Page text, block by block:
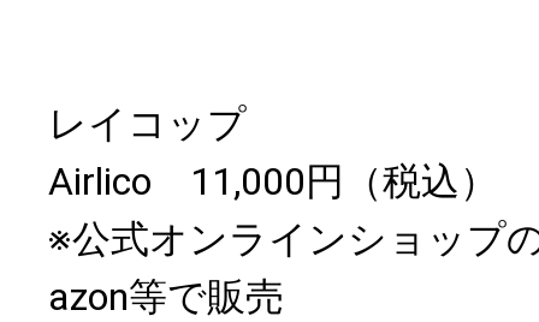
レイコップ
Airlico 11,000円（税込）
※公式オンラインショップ
azon等で販売